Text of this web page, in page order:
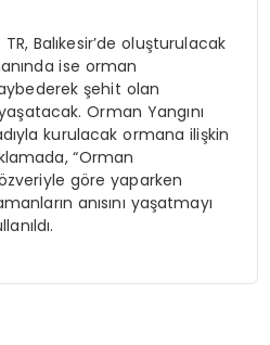
Balıkesir’de oluşturulacak
ise orman
şehit olan
Orman Yangını
kurulacak ormana ilişkin
“Orman
göre yaparken
anısını yaşatmayı